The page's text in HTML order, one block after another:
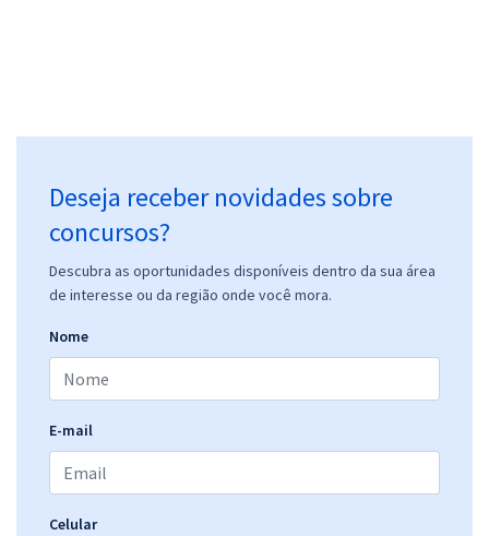
Deseja receber novidades sobre
concursos?
Descubra as oportunidades disponíveis dentro da sua área
de interesse ou da região onde você mora.
Nome
E-mail
Celular